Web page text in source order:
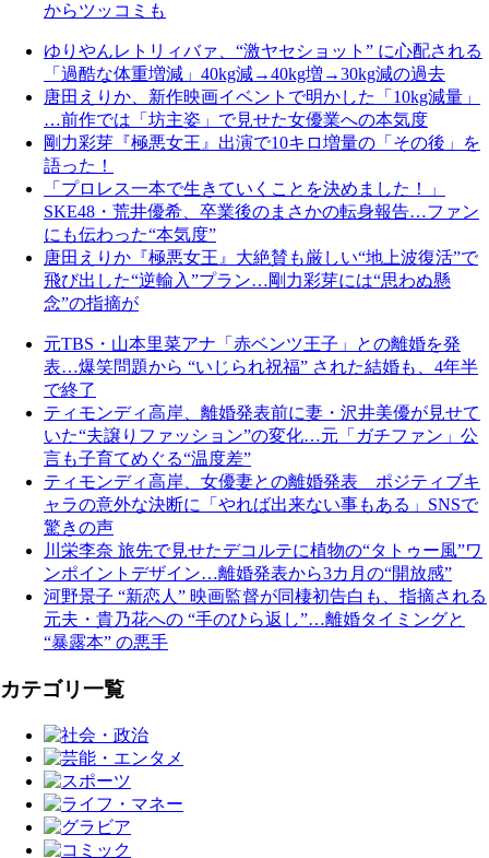
からツッコミも
ゆりやんレトリィバァ、“激ヤセショット” に心配される
「過酷な体重増減」40kg減→40kg増→30kg減の過去
唐田えりか、新作映画イベントで明かした「10kg減量」
…前作では「坊主姿」で見せた女優業への本気度
剛力彩芽『極悪女王』出演で10キロ増量の「その後」を
語った！
「プロレス一本で生きていくことを決めました！」
SKE48・荒井優希、卒業後のまさかの転身報告…ファン
にも伝わった“本気度”
唐田えりか『極悪女王』大絶賛も厳しい“地上波復活”で
飛び出した“逆輸入”プラン…剛力彩芽には“思わぬ懸
念”の指摘が
元TBS・山本里菜アナ「赤ベンツ王子」との離婚を発
表…爆笑問題から “いじられ祝福” された結婚も、4年半
で終了
ティモンディ高岸、離婚発表前に妻・沢井美優が見せて
いた“夫譲りファッション”の変化…元「ガチファン」公
言も子育てめぐる“温度差”
ティモンディ高岸、女優妻との離婚発表 ポジティブキ
ャラの意外な決断に「やれば出来ない事もある」SNSで
驚きの声
川栄李奈 旅先で見せたデコルテに植物の“タトゥー風”ワ
ンポイントデザイン…離婚発表から3カ月の“開放感”
河野景子 “新恋人” 映画監督が同棲初告白も、指摘される
元夫・貴乃花への “手のひら返し”…離婚タイミングと
“暴露本” の悪手
カテゴリ一覧